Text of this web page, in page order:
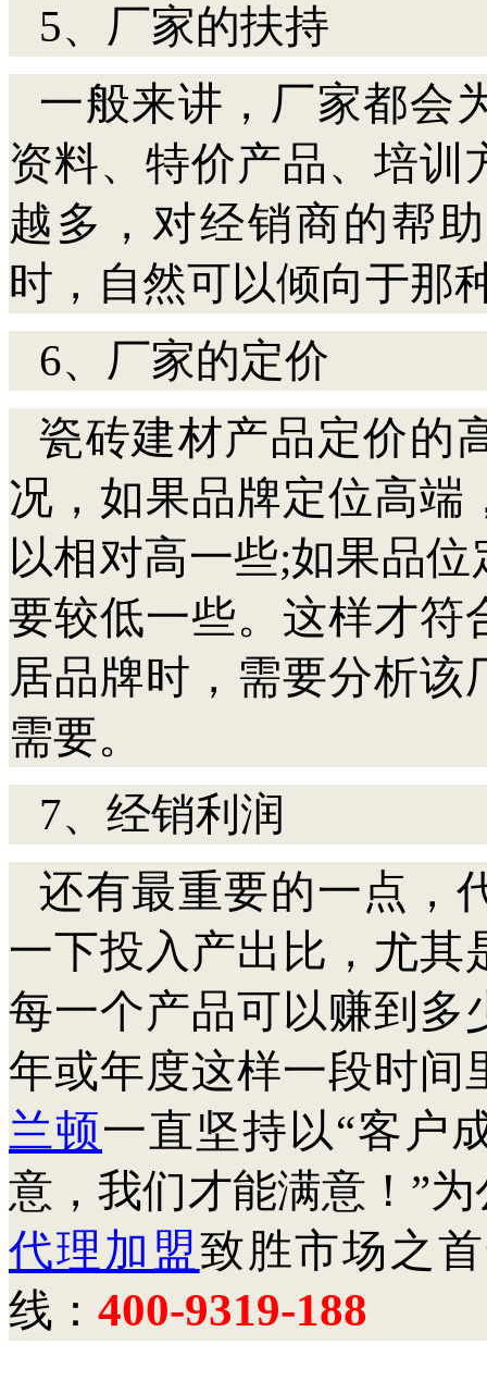
5、厂家的扶持
一般来讲，厂家都会
资料、特价产品、培训
越多，对经销商的帮
时，自然可以倾向于那
6、厂家的定价
瓷砖建材产品定价的
况，如果品牌定位高端
以相对高一些;如果品
要较低一些。这样才符
居品牌时，需要分析
需要。
7、经销利润
还有最重要的一点，
一下投入产出比，尤其
每一个产品可以赚到多
年或年度这样一段时间
兰顿一直坚持以“客户
意，我们才能满意！”
代理加盟致胜市场之
线： 400-9319-188